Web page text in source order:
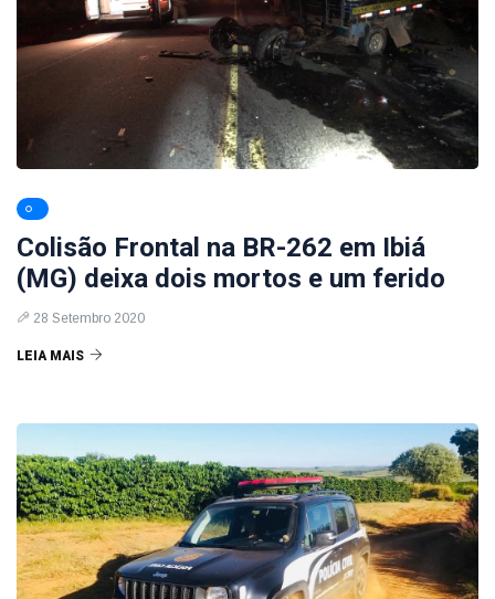
Colisão Frontal na BR-262 em Ibiá
(MG) deixa dois mortos e um ferido
28 Setembro 2020
LEIA MAIS